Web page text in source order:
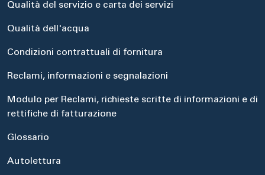
Qualità del servizio e carta dei servizi
Qualità dell'acqua
Condizioni contrattuali di fornitura
Reclami, informazioni e segnalazioni
Modulo per Reclami, richieste scritte di informazioni e di
rettifiche di fatturazione
Glossario
Autolettura